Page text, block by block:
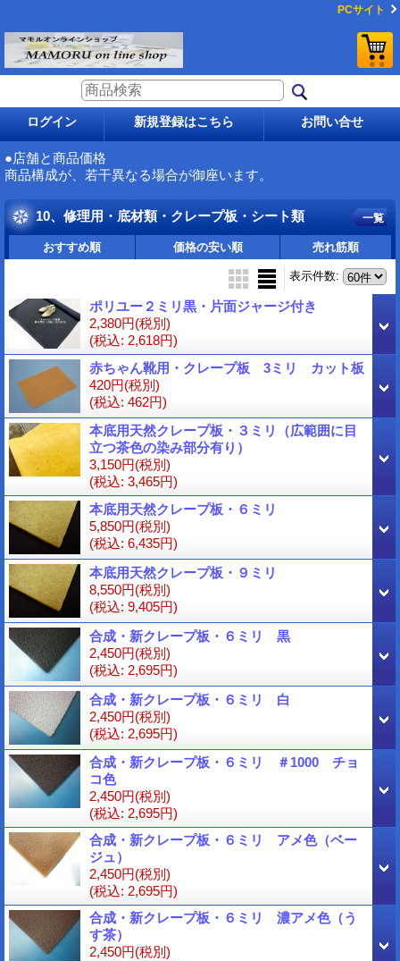
PCサイト
ログイン 新規登録はこちら お問い合せ
●店舗と商品価格
商品構成が、若干異なる場合が御座います。
10、修理用・底材類・クレープ板・シート類 一覧
おすすめ順 価格の安い順 売れ筋順
表示件数:
ポリユー２ミリ黒・片面ジャージ付き
2,380円(税別)
(税込: 2,618円)
赤ちゃん靴用・クレープ板 3ミリ カット板
420円(税別)
(税込: 462円)
本底用天然クレープ板・３ミリ（広範囲に目
立つ茶色の染み部分有り）
3,150円(税別)
(税込: 3,465円)
本底用天然クレープ板・６ミリ
5,850円(税別)
(税込: 6,435円)
本底用天然クレープ板・９ミリ
8,550円(税別)
(税込: 9,405円)
合成・新クレープ板・６ミリ 黒
2,450円(税別)
(税込: 2,695円)
合成・新クレープ板・６ミリ 白
2,450円(税別)
(税込: 2,695円)
合成・新クレープ板・６ミリ ＃1000 チョ
コ色
2,450円(税別)
(税込: 2,695円)
合成・新クレープ板・６ミリ アメ色（ベー
ジュ）
2,450円(税別)
(税込: 2,695円)
合成・新クレープ板・６ミリ 濃アメ色（う
す茶）
2,450円(税別)